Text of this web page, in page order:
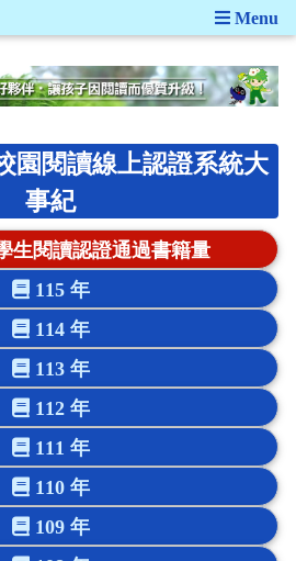
Menu
園閱讀線上認證系統大
事紀
生閱讀認證通過書籍量
115 年
114 年
113 年
112 年
111 年
110 年
109 年